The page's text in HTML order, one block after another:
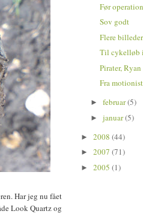
Har jeg nu fået
Look Quartz og
Før
Sov godt
Flere
Til cykelløb
Pirater,
Fra
► februar(5)
► januar(5)
► 2008 (44)
► 2007 (71)
► 2005 (1)